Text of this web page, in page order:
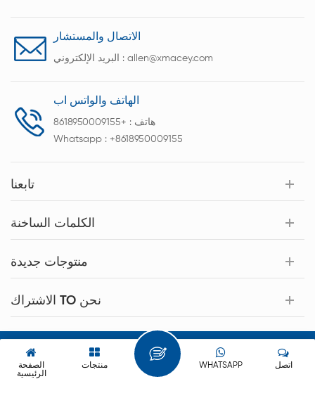
الاتصال والمستشار
البريد الإلكتروني : allen@xmacey.com
الهاتف والواتس اب
هاتف : +8618950009155
Whatsapp : +8618950009155
تابعنا
الكلمات الساخنة
منتوجات جديدة
الاشتراك TO نحن
حقوق النشر © 2026 Xiamen Acey New Energy Technology Co.,Ltd.
كل الحقوق محفوظة.
الصفحة
الرئيسية
منتجات اتصل WHATSAPP